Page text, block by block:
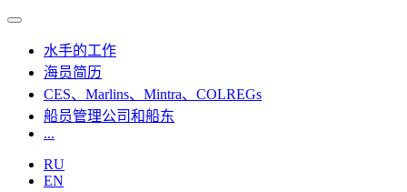
水手的工作
海员简历
CES、Marlins、Mintra、COLREGs
船员管理公司和船东
...
RU
EN